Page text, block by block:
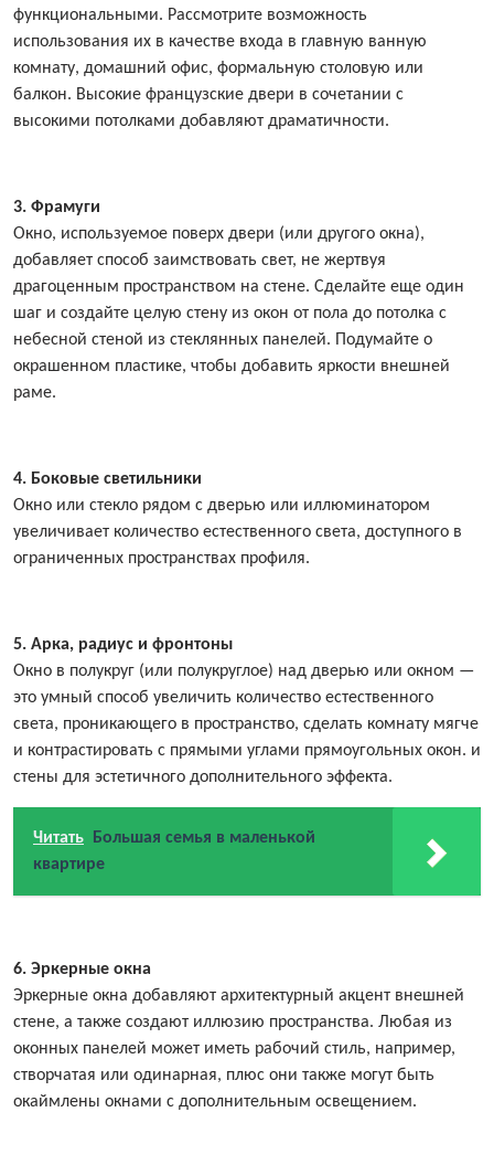
функциональными. Рассмотрите возможность
использования их в качестве входа в главную ванную
комнату, домашний офис, формальную столовую или
балкон. Высокие французские двери в сочетании с
высокими потолками добавляют драматичности.
3. Фрамуги
Окно, используемое поверх двери (или другого окна),
добавляет способ заимствовать свет, не жертвуя
драгоценным пространством на стене. Сделайте еще один
шаг и создайте целую стену из окон от пола до потолка с
небесной стеной из стеклянных панелей. Подумайте о
окрашенном пластике, чтобы добавить яркости внешней
раме.
4. Боковые светильники
Окно или стекло рядом с дверью или иллюминатором
увеличивает количество естественного света, доступного в
ограниченных пространствах профиля.
5. Арка, радиус и фронтоны
Окно в полукруг (или полукруглое) над дверью или окном —
это умный способ увеличить количество естественного
света, проникающего в пространство, сделать комнату мягче
и контрастировать с прямыми углами прямоугольных окон. и
стены для эстетичного дополнительного эффекта.
Читать
Большая семья в маленькой
квартире
6. Эркерные окна
Эркерные окна добавляют архитектурный акцент внешней
стене, а также создают иллюзию пространства. Любая из
оконных панелей может иметь рабочий стиль, например,
створчатая или одинарная, плюс они также могут быть
окаймлены окнами с дополнительным освещением.